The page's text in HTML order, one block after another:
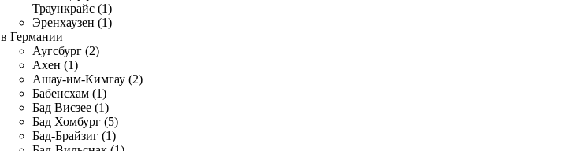
Траункрайс (1)
Эренхаузен (1)
в Германии
Аугсбург (2)
Ахен (1)
Ашау-им-Кимгау (2)
Бабенсхам (1)
Бад Висзее (1)
Бад Хомбург (5)
Бад-Брайзиг (1)